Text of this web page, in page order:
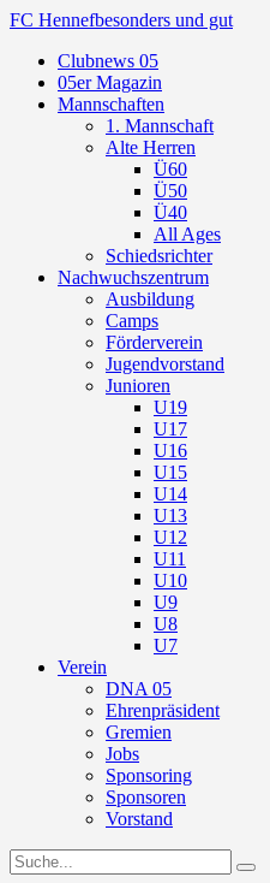
FC Hennefbesonders und gut
Clubnews 05
05er Magazin
Mannschaften
1. Mannschaft
Alte Herren
Ü60
Ü50
Ü40
All Ages
Schiedsrichter
Nachwuchszentrum
Ausbildung
Camps
Förderverein
Jugendvorstand
Junioren
U19
U17
U16
U15
U14
U13
U12
U11
U10
U9
U8
U7
Verein
DNA 05
Ehrenpräsident
Gremien
Jobs
Sponsoring
Sponsoren
Vorstand